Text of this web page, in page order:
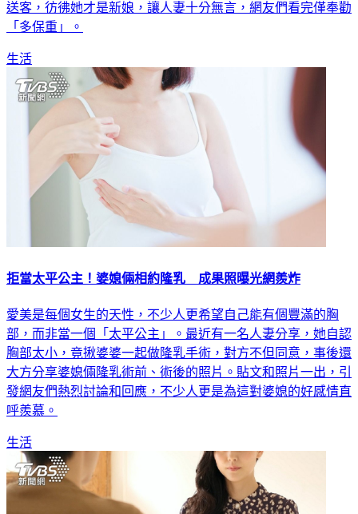
送客，彷彿她才是新娘，讓人妻十分無言，網友們看完僅奉勸
「多保重」。
生活
拒當太平公主！婆媳倆相約隆乳 成果照曝光網羨炸
愛美是每個女生的天性，不少人更希望自己能有個豐滿的胸
部，而非當一個「太平公主」。最近有一名人妻分享，她自認
胸部太小，竟揪婆婆一起做隆乳手術，對方不但同意，事後還
大方分享婆媳倆隆乳術前、術後的照片。貼文和照片一出，引
發網友們熱烈討論和回應，不少人更是為這對婆媳的好感情直
呼羨慕。
生活